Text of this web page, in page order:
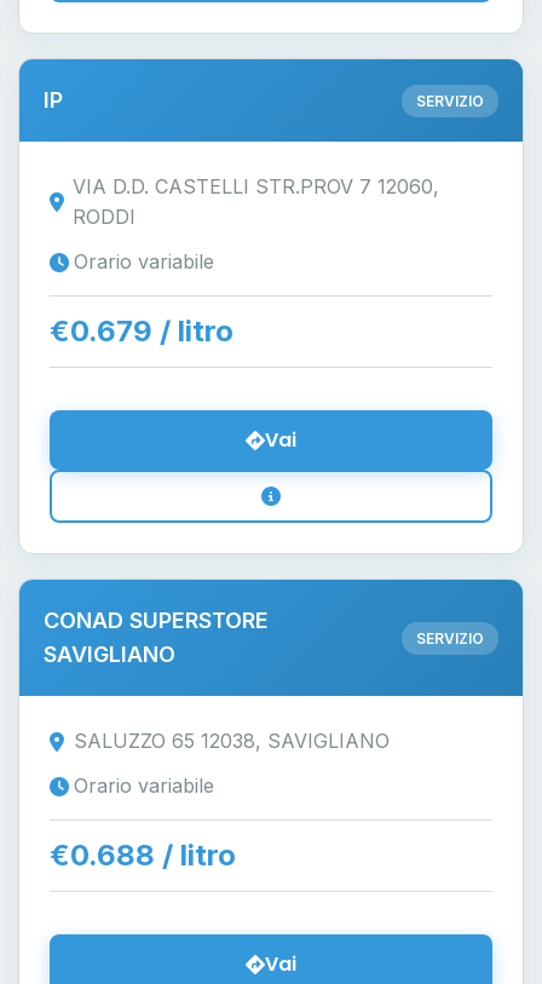
IP SERVIZIO
VIA D.D. CASTELLI STR.PROV 7 12060,
RODDI
Orario variabile
€0.679 / litro
Vai
CONAD SUPERSTORE
SAVIGLIANO
SERVIZIO
SALUZZO 65 12038, SAVIGLIANO
Orario variabile
€0.688 / litro
Vai